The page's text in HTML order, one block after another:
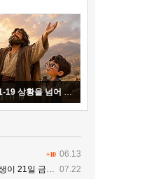
기뻐하는 믿음 20260804
+10 06.13
07.22
금식기도로 치유